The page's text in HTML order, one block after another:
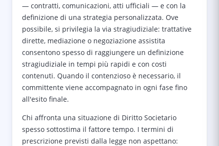
— contratti, comunicazioni, atti ufficiali — e con la
definizione di una strategia personalizzata. Ove
possibile, si privilegia la via stragiudiziale: trattative
dirette, mediazione o negoziazione assistita
consentono spesso di raggiungere un definizione
stragiudiziale in tempi più rapidi e con costi
contenuti. Quando il contenzioso è necessario, il
committente viene accompagnato in ogni fase fino
all'esito finale.
Chi affronta una situazione di Diritto Societario
spesso sottostima il fattore tempo. I termini di
prescrizione previsti dalla legge non aspettano: